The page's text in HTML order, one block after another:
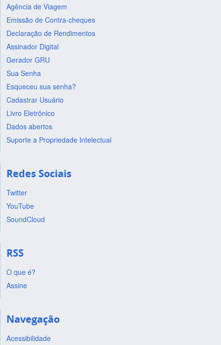
Agência de Viagem
Emissão de Contra-cheques
Declaração de Rendimentos
Assinador Digital
Gerador GRU
Sua Senha
Esqueceu sua senha?
Cadastrar Usuário
Livro Eletrônico
Dados abertos
Suporte a Propriedade Intelectual
Redes Sociais
Twitter
YouTube
SoundCloud
RSS
O que é?
Assine
Navegação
Acessibilidade